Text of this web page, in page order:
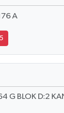
A
G BLOK D:2